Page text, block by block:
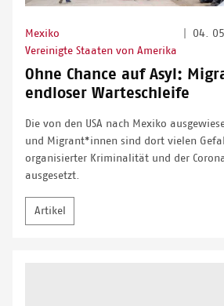
Mexiko
Vereinigte Staaten von Amerika
04.
Ohne Chance auf Asyl:
endloser Warteschleife
Die von den USA nach Mexiko
und Migrant*innen sind dort vielen
organisierter Kriminalität und der
ausgesetzt.
Artikel